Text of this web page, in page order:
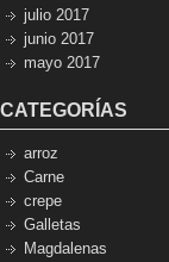
julio 2017
junio 2017
mayo 2017
CATEGORÍAS
arroz
Carne
crepe
Galletas
Magdalenas